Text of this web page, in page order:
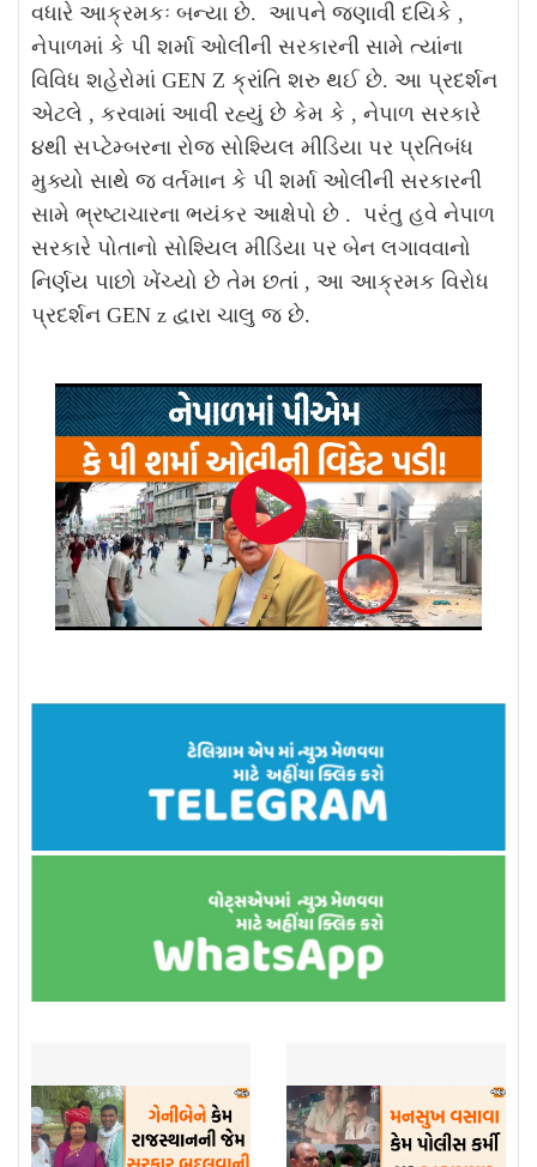
વધારે આક્રમકઃ બન્યા છે. આપને જણાવી દયિકે ,
નેપાળમાં કે પી શર્મા ઓલીની સરકારની સામે ત્યાંના
વિવિધ શહેરોમાં GEN Z ક્રાંતિ શરુ થઈ છે. આ પ્રદર્શન
એટલે , કરવામાં આવી રહ્યું છે કેમ કે , નેપાળ સરકારે
૪થી સપ્ટેમ્બરના રોજ સોશ્યિલ મીડિયા પર પ્રતિબંધ
મુક્યો સાથે જ વર્તમાન કે પી શર્મા ઓલીની સરકારની
સામે ભ્રષ્ટાચારના ભયંકર આક્ષેપો છે . પરંતુ હવે નેપાળ
સરકારે પોતાનો સોશ્યિલ મીડિયા પર બેન લગાવવાનો
નિર્ણય પાછો ખેંચ્યો છે તેમ છતાં , આ આક્રમક વિરોધ
પ્રદર્શન GEN z દ્વારા ચાલુ જ છે.